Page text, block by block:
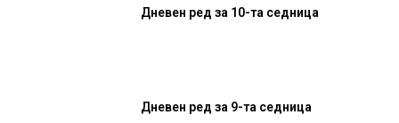
Дневен ред за 10-та седница
Дневен ред за 9-та седница